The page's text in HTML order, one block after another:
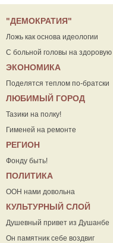
"ДЕМОКРАТИЯ"
Ложь как основа идеологии
С больной головы на здоровую
ЭКОНОМИКА
Поделятся теплом по-братски
ЛЮБИМЫЙ ГОРОД
Тазики на полку!
Гименей на ремонте
РЕГИОН
Фонду быть!
ПОЛИТИКА
ООН нами довольна
КУЛЬТУРНЫЙ СЛОЙ
Душевный привет из Душанбе
Он памятник себе воздвиг